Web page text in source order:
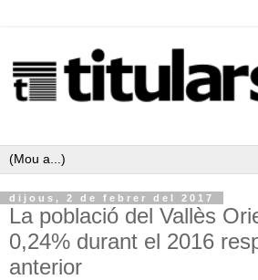
dijous, 2 de febrer del 2017
La població del Vallès
0,24% durant el 2016
anterior